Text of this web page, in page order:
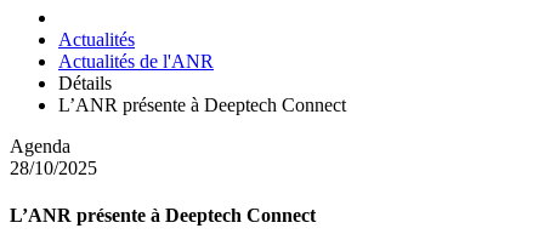
Actualités
Actualités de l'ANR
Détails
L’ANR présente à Deeptech Connect
Agenda
28/10/2025
L’ANR présente à Deeptech Connect